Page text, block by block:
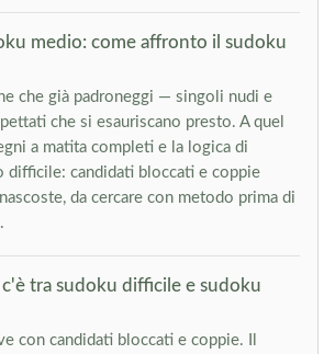
medio: come affronto il sudoku
che già padroneggi — singoli nudi e
che si esauriscano presto. A quel
a matita completi e la logica di
difficile: candidati bloccati e coppie
da cercare con metodo prima di
tra sudoku difficile e sudoku
con candidati bloccati e coppie. Il